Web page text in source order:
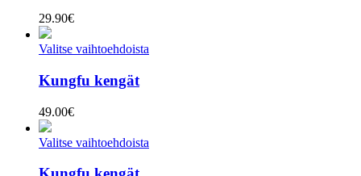
29.90€
Valitse vaihtoehdoista
Kungfu kengät
49.00€
Valitse vaihtoehdoista